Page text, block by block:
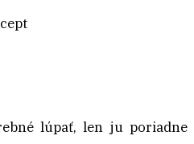
lúpať, len ju poriadne